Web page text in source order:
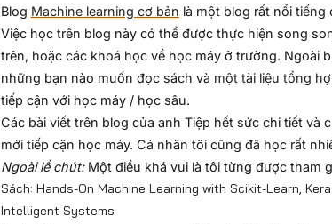
Blog Machine learning cơ bản là một blog rất nổi tiếng
Việc học trên blog này có thể được thực hiện song
trên, hoặc các khoá học về học máy ở trường. Ngoài
những bạn nào muốn đọc sách và một tài liệu tổng
tiếp cận với học máy / học sâu.
Các bài viết trên blog của anh Tiệp hết sức chi tiết
mới tiếp cận học máy. Cá nhân tôi cũng đã học rất
Ngoài lề chút:Một điều khá vui là tôi từng được tham
Sách: Hands-On Machine Learning with Scikit-Learn,
Intelligent Systems